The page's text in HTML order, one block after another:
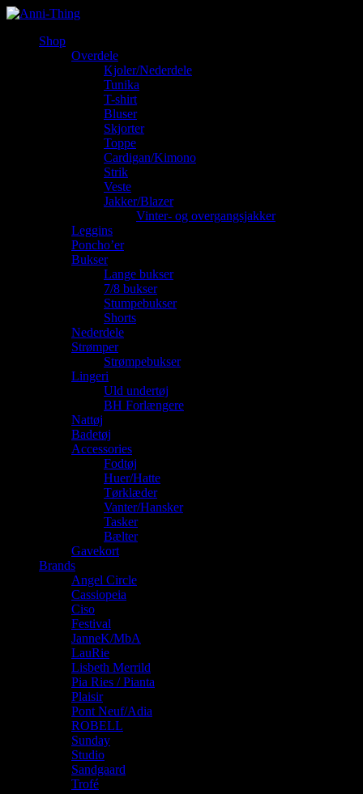
Shop
Overdele
Kjoler/Nederdele
Tunika
T-shirt
Bluser
Skjorter
Toppe
Cardigan/Kimono
Strik
Veste
Jakker/Blazer
Vinter- og overgangsjakker
Leggins
Poncho’er
Bukser
Lange bukser
7/8 bukser
Stumpebukser
Shorts
Nederdele
Strømper
Strømpebukser
Lingeri
Uld undertøj
BH Forlængere
Nattøj
Badetøj
Accessories
Fodtøj
Huer/Hatte
Tørklæder
Vanter/Hansker
Tasker
Bælter
Gavekort
Brands
Angel Circle
Cassiopeia
Ciso
Festival
JanneK/MbA
LauRie
Lisbeth Merrild
Pia Ries / Pianta
Plaisir
Pont Neuf/Adia
ROBELL
Sunday
Studio
Sandgaard
Trofé